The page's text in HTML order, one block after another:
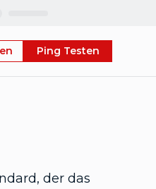
Ping Testen
der das